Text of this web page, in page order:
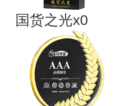
国货之光x0